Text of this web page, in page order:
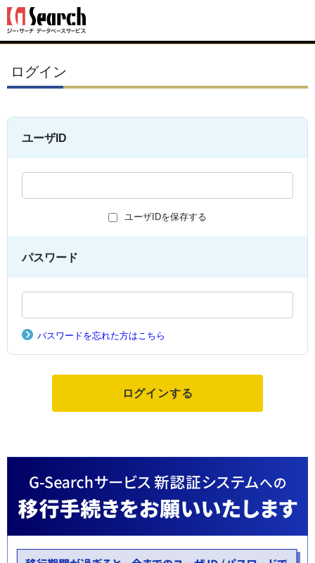
ログイン
ユーザID
ユーザIDを保存する
パスワード
パスワードを忘れた方はこちら